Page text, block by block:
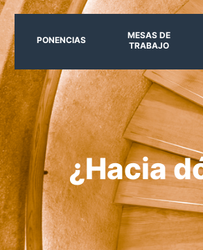
PONENCIAS
MESAS DE
TRABAJO
¿Hacia